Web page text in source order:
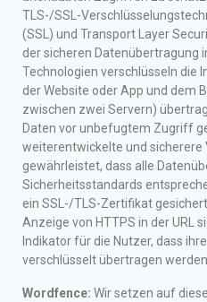
TLS-/SSL-
(SSL) und Transport Layer
der sicheren Datenübertragung
Technologien verschlüsseln die
der Website oder App und dem
zwischen zwei Servern)
Daten vor unbefugtem Zugriff
weiterentwickelte und sicherere
gewährleistet, dass alle
Sicherheitsstandards
ein SSL-/TLS-Zertifikat
Anzeige von HTTPS in der URL
Indikator für die Nutzer, dass
verschlüsselt übertragen werden.
Wordfence: Wir setzen auf